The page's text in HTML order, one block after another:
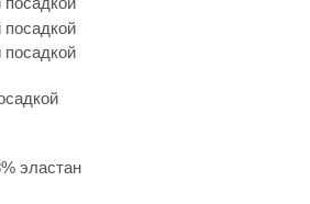
эластан